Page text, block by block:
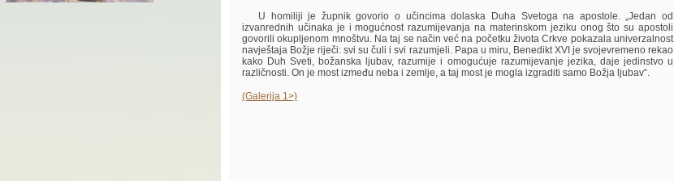
U homiliji je župnik govorio o učincima dolaska Duha Svetoga na apostole. „Jedan od
izvanrednih učinaka je i mogućnost razumijevanja na materinskom jeziku onog što su apostoli
govorili okupljenom mnoštvu. Na taj se način već na početku života Crkve pokazala univerzalnost
navještaja Božje riječi: svi su čuli i svi razumjeli. Papa u miru, Benedikt XVI je svojevremeno rekao
kako Duh Sveti, božanska ljubav, razumije i omogućuje razumijevanje jezika, daje jedinstvo u
različnosti. On je most između neba i zemlje, a taj most je mogla izgraditi samo Božja ljubav“.
(Galerija 1>)